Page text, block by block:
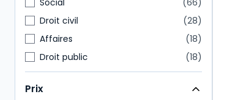
Social
66
Droit civil
28
Affaires
18
Droit public
18
Fiscal
10
Droit comptable
9
Prix